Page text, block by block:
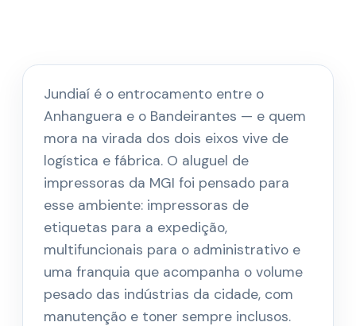
Jundiaí é o entrocamento entre o
Anhanguera e o Bandeirantes — e quem
mora na virada dos dois eixos vive de
logística e fábrica. O aluguel de
impressoras da MGI foi pensado para
esse ambiente: impressoras de
etiquetas para a expedição,
multifuncionais para o administrativo e
uma franquia que acompanha o volume
pesado das indústrias da cidade, com
manutenção e toner sempre inclusos.